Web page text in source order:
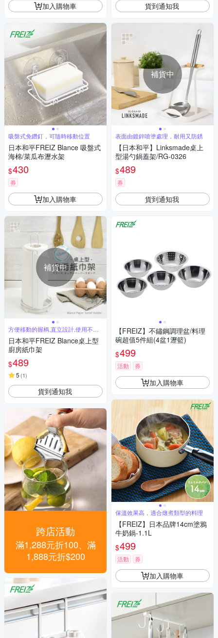
加入購物車
吸盤式免鑽釘，可隨時移動位置
日本和平FREIZ Blance 吸盤式
海棉/菜瓜布瀝水架
$430
券
加入購物車
補貨中
方便移動的握柄,直立設計,使用不佔
空間
日本和平FREIZ Blance桌上型
廚房紙巾架
$489
5 (1)
貨到通知我
跨店活動
滿1,288元折100、滿
1,888元折$200
貨到通知我
補貨中
表面由鍍鋅噴塗處理，耐用又防銹
【日本和平】Linksmade桌上
型湯勺鍋蓋架/RG-0326
$489
券
貨到通知我
【FREIZ】不鏽鋼調理盆/料理
碗超值5件組(4盆1瀝籃)
$499
活動 券
加入購物車
保溫效果高，適合燉煮類型的料理
【FREIZ】日本品牌14cm塗鴉
牛奶鍋-1.1L
$499
活動 券
加入購物車